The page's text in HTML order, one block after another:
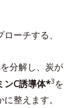
ーチする、
分解し、炭が
ンC誘導体*3を
整えます。